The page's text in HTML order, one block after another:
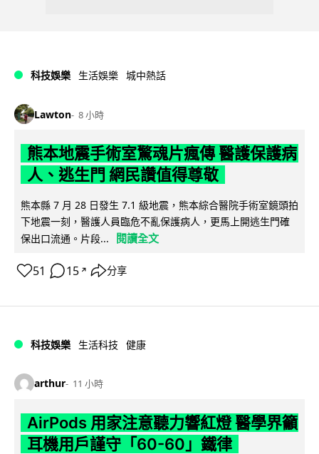
科技娛樂 生活娛樂 城中熱話
Lawton 8 小時
熊本地震手術室驚魂片瘋傳 醫護保護病
人、逃生門 網民讚值得尊敬
熊本縣 7 月 28 日發生 7.1 級地震，熊本綜合醫院手術室鏡頭拍
下地震一刻，醫護人員臨危不亂保護病人，更馬上開逃生門確
保出口流通。片段...
閱讀全文
51 15 ↗ 分享
科技娛樂 生活科技 健康
arthur 11 小時
AirPods 用家注意聽力響紅燈 醫學界籲
耳機用戶謹守「60-60」鐵律